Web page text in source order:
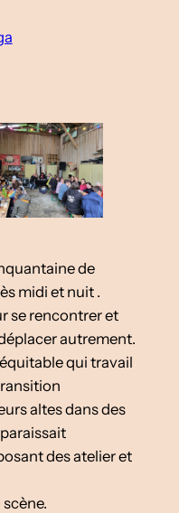
de
midi et nuit .
se rencontrer et
autrement.
qui travail
altes dans des
des atelier et